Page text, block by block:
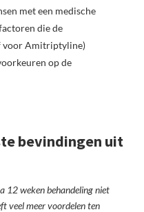
met een medische
die de
voor Amitriptyline)
op de
bevindingen uit
12 weken behandeling niet
veel meer voordelen ten